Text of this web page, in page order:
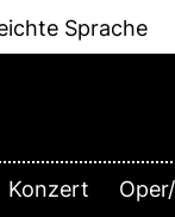
Sprache
Konzert